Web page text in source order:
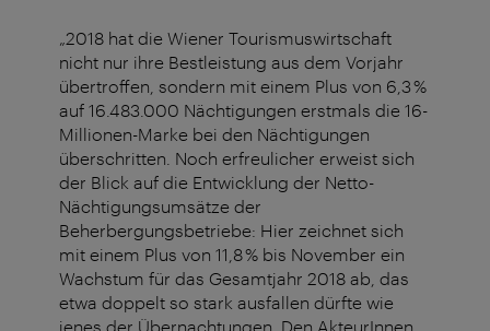
„2018 hat die Wiener Tourismuswirtschaft
nicht nur ihre Bestleistung aus dem Vorjahr
übertroffen, sondern mit einem Plus von 6,3 %
auf 16.483.000 Nächtigungen erstmals die 16-
Millionen-Marke bei den Nächtigungen
überschritten. Noch erfreulicher erweist sich
der Blick auf die Entwicklung der Netto-
Nächtigungsumsätze der
Beherbergungsbetriebe: Hier zeichnet sich
mit einem Plus von 11,8 % bis November ein
Wachstum für das Gesamtjahr 2018 ab, das
etwa doppelt so stark ausfallen dürfte wie
jenes der Übernachtungen. Den AkteurInnen